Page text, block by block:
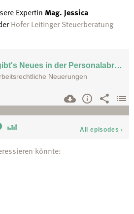
Expertin Mag. Jessica
Hofer Leitinger Steuerberatung
könnte: